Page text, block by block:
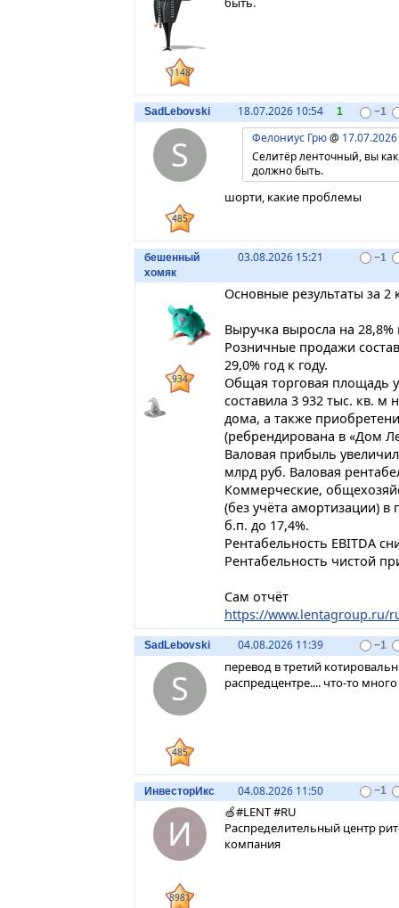
1148
SadLebovski 18.07.2026 10:54 1 −1
S
485
Фелониус Грю@
Селитёр ленточный, вы
должно быть.
шорти, какие проблемы
бешенный
хомяк
03.08.2026 15:21 −1
934
Основные результаты за 2
Выручка выросла на 28,8%
Розничные продажи
29,0% год к году.
Общая торговая площадь
составила 3 932 тыс. кв. м
дома, а также
(ребрендирована в «Дом
Валовая прибыль
млрд руб. Валовая
Коммерческие,
(без учёта амортизации) в
б.п. до 17,4%.
Рентабельность EBITDA
Рентабельность чистой
Сам отчёт
https://www.lentagroup.ru/
SadLebovski 04.08.2026 11:39 −1
S
485
перевод в третий
распредцентре.... что-то
ИнвесторИкс 04.08.2026 11:50 −1
И
8981
🍏#LENT #RU
Распределительный центр
компания